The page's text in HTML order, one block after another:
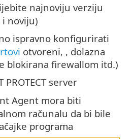
najnoviju verziju
i noviju)
ispravno konfigurirati
otvoreni, , dolazna
blokirana firewallom itd.)
PROTECT server
Agent mora biti
računalu da bi bile
programa